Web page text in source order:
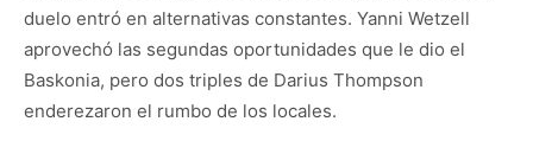
duelo entró en alternativas constantes. Yanni Wetzell
aprovechó las segundas oportunidades que le dio el
Baskonia, pero dos triples de Darius Thompson
enderezaron el rumbo de los locales.